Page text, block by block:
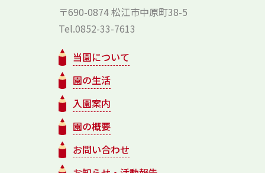
〒690-0874 松江市中原町38-5
Tel.0852-33-7613
当園について
園の生活
入園案内
園の概要
お問い合わせ